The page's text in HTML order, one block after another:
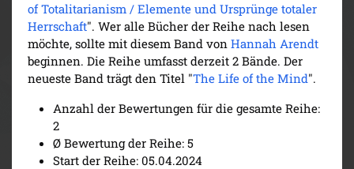
of Totalitarianism / Elemente und Ursprünge totaler
Herrschaft". Wer alle Bücher der Reihe nach lesen
möchte, sollte mit diesem Band von Hannah Arendt
beginnen. Die Reihe umfasst derzeit 2 Bände. Der
neueste Band trägt den Titel "The Life of the Mind".
Anzahl der Bewertungen für die gesamte Reihe:
2
Ø Bewertung der Reihe: 5
Start der Reihe: 05.04.2024